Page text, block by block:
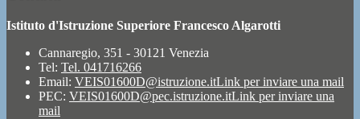
Istituto d'Istruzione Superiore Francesco Algarotti
Cannaregio, 351 - 30121 Venezia
Tel: Tel. 041716266
Email: VEIS01600D@istruzione.itLink per inviare una mail
PEC: VEIS01600D@pec.istruzione.itLink per inviare una
mail